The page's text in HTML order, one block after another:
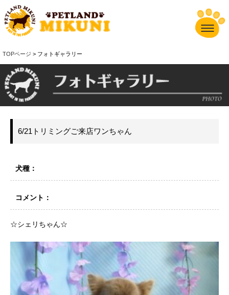
TOPページ > フォトギャラリー
6/21トリミングご来店ワンちゃん
犬種：
コメント：
☆シェリちゃん☆